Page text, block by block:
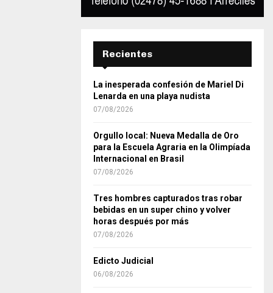
Recientes
La inesperada confesión de Mariel Di
Lenarda en una playa nudista
07/08/2026
Orgullo local: Nueva Medalla de Oro
para la Escuela Agraria en la Olimpíada
Internacional en Brasil
07/08/2026
Tres hombres capturados tras robar
bebidas en un super chino y volver
horas después por más
07/08/2026
Edicto Judicial
06/08/2026